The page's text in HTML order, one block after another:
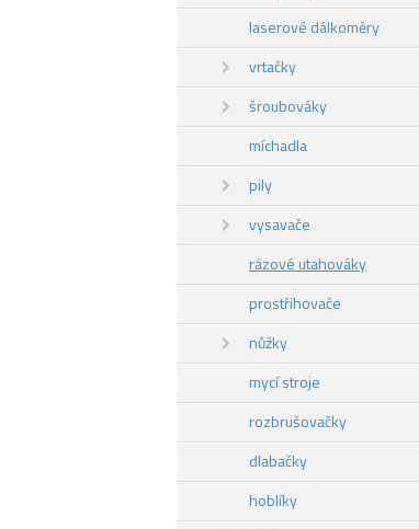
laserové dálkoměry
vrtačky
šroubováky
míchadla
pily
vysavače
rázové utahováky
prostřihovače
nůžky
mycí stroje
rozbrušovačky
dlabačky
hoblíky